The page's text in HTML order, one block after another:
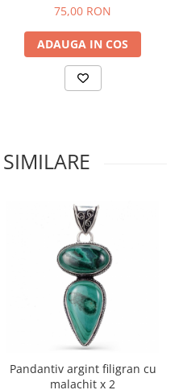
75,00 RON
ADAUGA IN COS
Pandantiv argint filigran cu
malachit x 2